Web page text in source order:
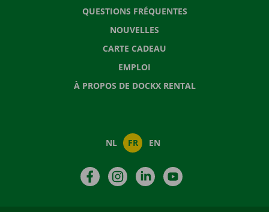
QUESTIONS FRÉQUENTES
NOUVELLES
CARTE CADEAU
EMPLOI
À PROPOS DE DOCKX RENTAL
NL FR EN
FacebookInstagramLinkedIn